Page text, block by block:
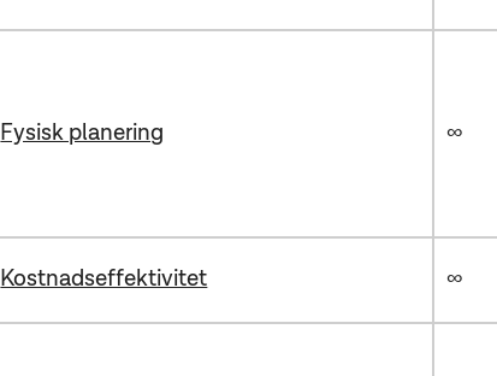
Fysisk planering ∞
Kostnadseffektivitet ∞